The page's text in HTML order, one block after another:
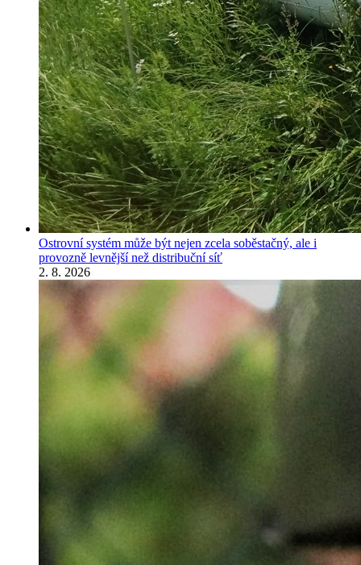
Ostrovní systém může být nejen zcela soběstačný, ale i
provozně levnější než distribuční síť
2. 8. 2026